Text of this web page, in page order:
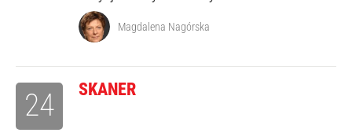
Magdalena Nagórska
SKANER
24